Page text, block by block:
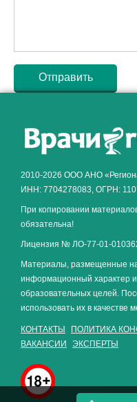
2010-2026 ООО АНО
ИНН: 7704278083, ОГРН:
При копировании
обязательна!
Лицензия № ЛО-77-01-
Материалы, размещенные
информационный характер
образовательных целей.
использовать их в качестве
КОНТАКТЫ ПОЛИТИКА
ВАКАНСИИ
ЭКСПЕРТЫ